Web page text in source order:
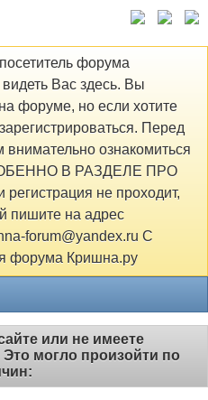
форума
Вас здесь. Вы
форуме, но если хотите
Перед
внимательно ознакомиться
В РАЗДЕЛЕ ПРО
не проходит,
пишите на адрес
forum@yandex.ru С
форума Кришна.ру
или не имеете
Это могло произойти по